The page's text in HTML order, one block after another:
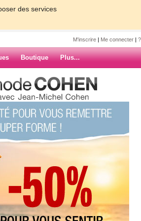
des services
M'inscrire | Me connecter |
Boutique Plus...
ARCHIVES